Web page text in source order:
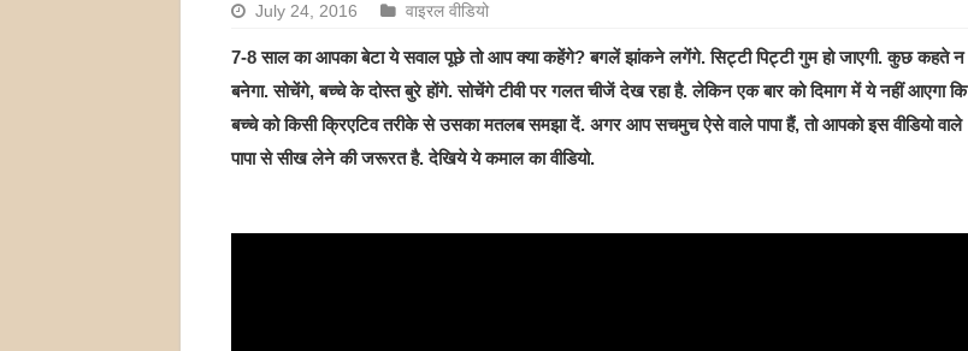
July 24, 2016 वाइरल वीडियो
7-8 साल का आपका बेटा ये सवाल पूछे तो आप क्या कहेंगे? बगलें झांकने लगेंगे. सिट्टी पिट्टी गुम हो जाएगी. कुछ कहते न
बनेगा. सोचेंगे, बच्चे के दोस्त बुरे होंगे. सोचेंगे टीवी पर गलत चीजें देख रहा है. लेकिन एक बार को दिमाग में ये नहीं आएगा कि
बच्चे को किसी क्रिएटिव तरीके से उसका मतलब समझा दें. अगर आप सचमुच ऐसे वाले पापा हैं, तो आपको इस वीडियो वाले
पापा से सीख लेने की जरूरत है. देखिये ये कमाल का वीडियो.